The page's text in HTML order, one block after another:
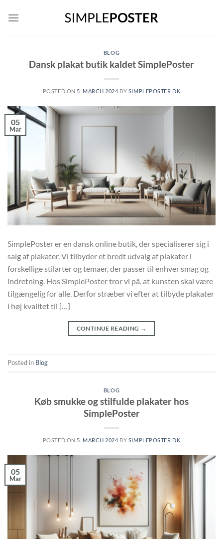
BLOG
Dansk plakat butik kaldet SimplePoster
POSTED ON 5. MARCH 2024 BY SIMPLEPOSTER.DK
05
Mar
SimplePoster er en dansk online butik, der specialiserer sig i
salg af plakater. Vi tilbyder et bredt udvalg af plakater i
forskellige stilarter og temaer, der passer til enhver smag og
indretning. Hos SimplePoster tror vi på, at kunsten skal være
tilgængelig for alle. Derfor stræber vi efter at tilbyde plakater
i høj kvalitet til […]
CONTINUE READING →
Posted in Blog
BLOG
Køb smukke og stilfulde plakater hos
SimplePoster
POSTED ON 5. MARCH 2024 BY SIMPLEPOSTER.DK
05
Mar